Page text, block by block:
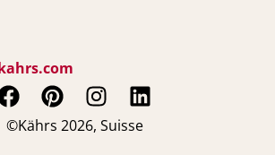
F
a
P
i
I
n
L
i
©Kährs 2026, Suisse